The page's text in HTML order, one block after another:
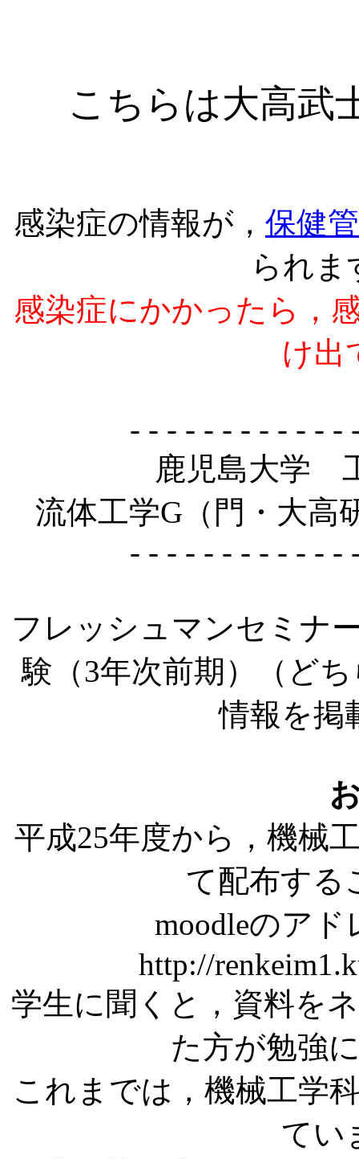
こちらは大高武
感染症の情報が， 保健
られま
感染症にかかったら，
け出
- - - - - - - - - - - -
鹿児島大学
流体工学G（門・大高
- - - - - - - - - - - -
フレッシュマンセミナ
験（3年次前期）（ど
情報を掲
平成25年度から，機械
て配布する
moodleのアド
http://
学生に聞くと，資料を
た方が勉強
これまでは，機械工学
てい